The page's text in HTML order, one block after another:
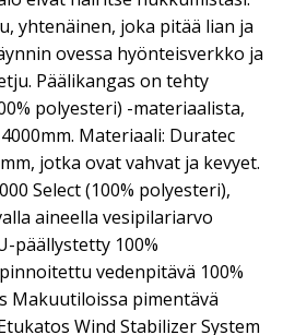
yhtenäinen, joka pitää lian ja
ovessa hyönteisverkko ja
Päälikangas on tehty
polyesteri) -materiaalista,
Materiaali: Duratec
jotka ovat vahvat ja kevyet.
Select (100% polyesteri),
aineella vesipilariarvo
päällystetty 100%
vedenpitävä 100%
Makuutiloissa pimentävä
Wind Stabilizer System